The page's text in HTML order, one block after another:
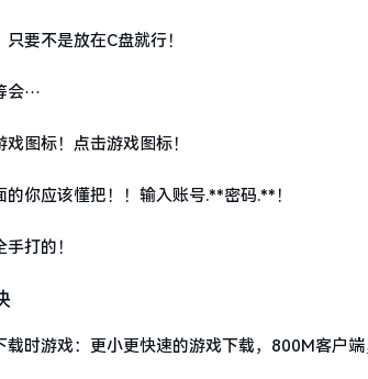
要不是放在C盘就行！
···
图标！点击游戏图标！
你应该懂把！！输入账号.**密码.**！
打的！
时游戏：更小更快速的游戏下载，800M客户